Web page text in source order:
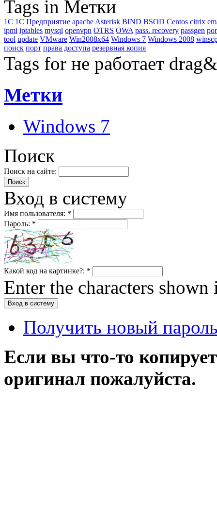
Tags in Метки
1C 1С Предприятие apache Asterisk BIND BSOD Centos citrix
ipmi iptables mysql openvpn OTRS OWA pass. recovery passgen
tool update VMware Win2008x64 Windows 7 Windows 2008
поиск порт права доступа резервная копия
Tags for не работает
Метки
Windows 7
Поиск
Поиск на сайте:
Вход в систему
Имя пользователя: *
Пароль: *
Какой код на картинке?: *
Enter the characters shown
Получить новый
Если вы что-то
оригинал пожалуйста.